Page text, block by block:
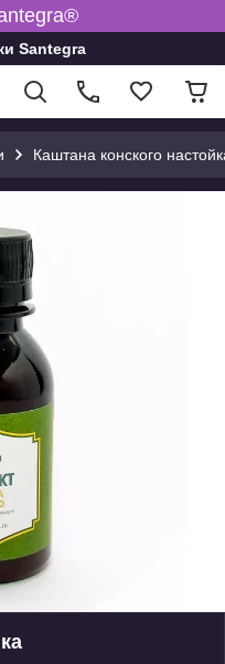
Santegra
Каштана конского